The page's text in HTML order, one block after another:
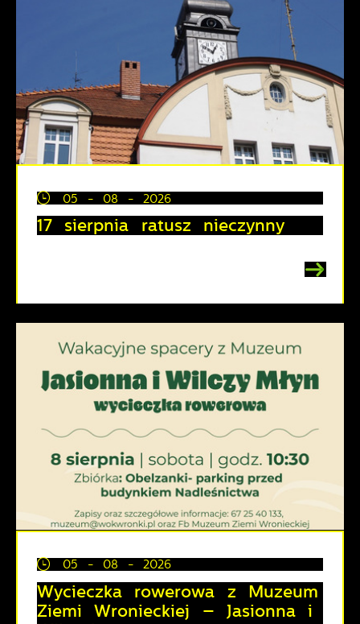
05 - 08 - 2026
17 sierpnia ratusz nieczynny
05 - 08 - 2026
Wycieczka rowerowa z Muzeum
Ziemi Wronieckiej – Jasionna i